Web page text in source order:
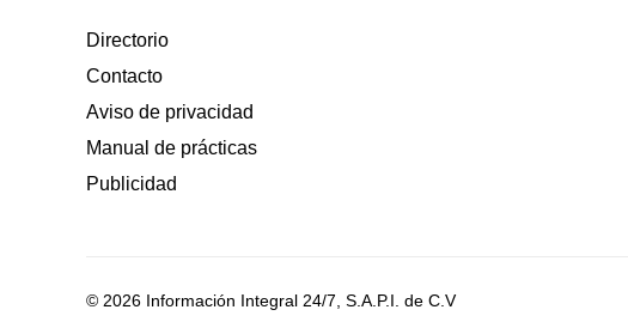
Directorio
Contacto
Aviso de privacidad
Manual de prácticas
Publicidad
© 2026 Información Integral 24/7, S.A.P.I. de C.V